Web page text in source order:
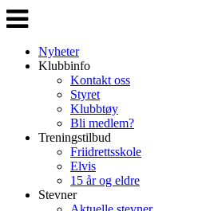
Veksle
navigasjon
Nyheter
Klubbinfo
Kontakt oss
Styret
Klubbtøy
Bli medlem?
Treningstilbud
Friidrettsskole
Elvis
15 år og eldre
Stevner